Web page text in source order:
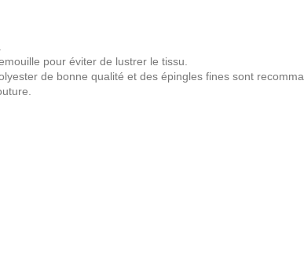
pour éviter de lustrer le tissu.
de bonne qualité et des épingles fines sont